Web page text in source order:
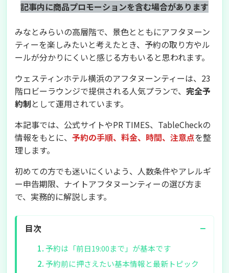
記事内に商品プロモーションを含む場合があります
みなとみらいの高層階で、景色とともにアフタヌーン
ティーを楽しみたいと考えたとき、予約の取り方やル
ールが分かりにくいと感じる方もいると思われます。
ウェスティンホテル横浜のアフタヌーンティーは、23
階ロビーラウンジで提供される人気プランで、 完全予
約制として運用されています。
本記事では、公式サイトやPR TIMES、TableCheckの
情報をもとに、 予約の手順、料金、時間、注意点を整
理します。
初めての方でも迷いにくいよう、人数条件やアレルギ
ー申告期限、ナイトアフタヌーンティーの選び方ま
で、実務的に解説します。
目次 −
予約は「前日19:00まで」が基本です
予約前に押さえたい基本情報と最新トピック